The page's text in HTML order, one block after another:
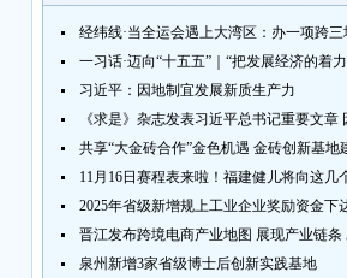
习近平：因地制宜发展新质生产力
泉州新增3家省级博士后创新实践基地